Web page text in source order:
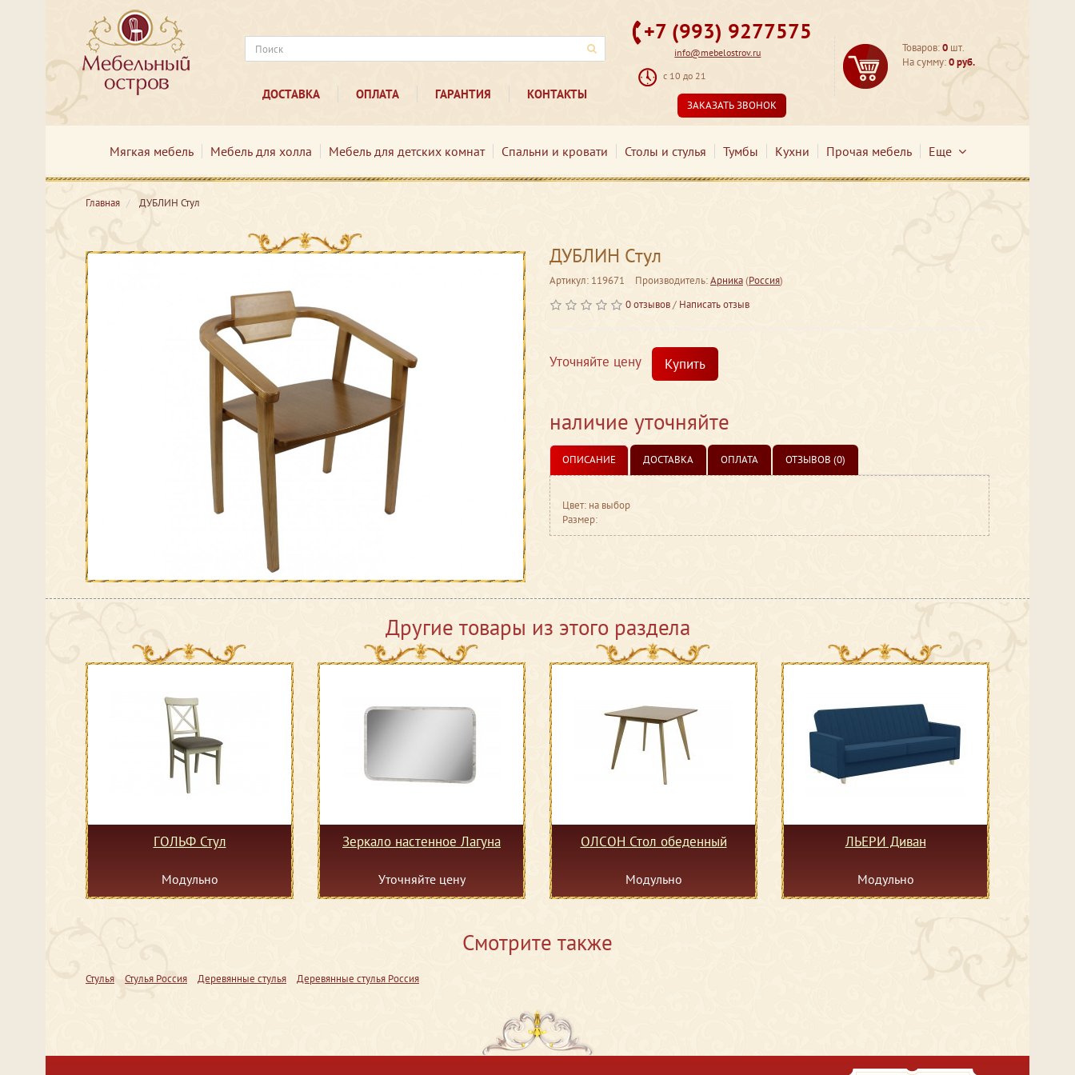
ДОСТАВКА ОПЛАТА ГАРАНТИЯ КОНТАКТЫ
+7 (993) 9277575
info@mebelostrov.ru
с 10 до 21
ЗАКАЗАТЬ ЗВОНОК
Товаров:0 шт.
На сумму:0 руб.
Мягкая мебель Мебель для холла Мебель для детских комнат Спальни и кровати Столы и стулья Тумбы Кухни Прочая мебель Еще
Главная ДУБЛИН Стул
ДУБЛИН Стул
Артикул: 119671 Производитель:Арника(Россия)
0 отзывов/ Написать отзыв
Уточняйте цену Купить
наличие уточняйте
ОПИСАНИЕ ДОСТАВКА ОПЛАТА ОТЗЫВОВ (0)
Цвет: на выбор
Размер:
Другие товары из этого раздела
ГОЛЬФ Стул
Модульно
Зеркало настенное Лагуна
Уточняйте цену
ОЛСОН Стол обеденный
Модульно
ЛЬЕРИ Диван
Модульно
Смотрите также
Стулья Стулья Россия Деревянные стулья Деревянные стулья Россия